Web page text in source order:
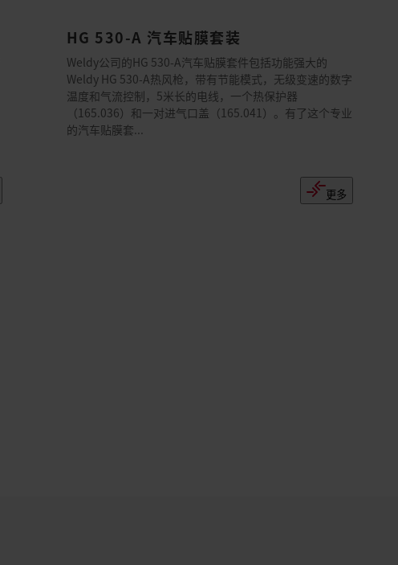
HG 530-A 汽车贴膜套装
Weldy公司的HG 530-A汽车贴膜套件包括功能强大的
Weldy HG 530-A热风枪，带有节能模式，无级变速的数字
温度和气流控制，5米长的电线，一个热保护器
（165.036）和一对进气口盖（165.041）。有了这个专业
的汽车贴膜套...
更多